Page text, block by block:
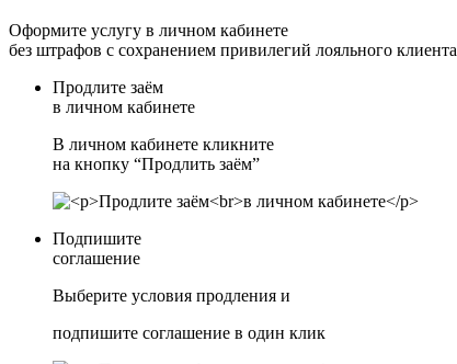
Оформите услугу в личном кабинете
без штрафов с сохранением привилегий лояльного клиента
Продлите заём
в личном кабинете
В личном кабинете кликните
на кнопку “Продлить заём”
Подпишите
соглашение
Выберите условия продления и
подпишите соглашение в один клик